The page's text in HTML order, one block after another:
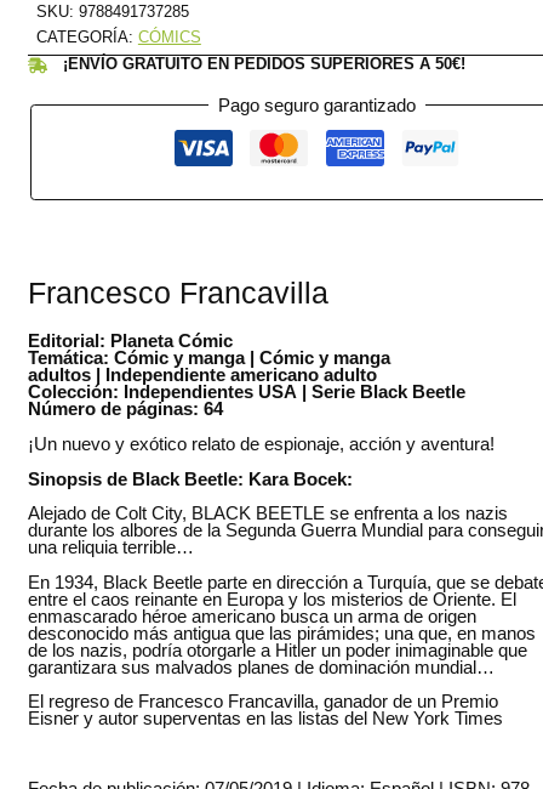
SKU: 9788491737285
CATEGORÍA: CÓMICS
¡ENVÍO GRATUITO EN PEDIDOS SUPERIORES A 50€!
Pago seguro garantizado
Francesco Francavilla
Editorial: Planeta Cómic
Temática: Cómic y manga | Cómic y manga
adultos | Independiente americano adulto
Colección: Independientes USA | Serie Black Beetle
Número de páginas: 64
¡Un nuevo y exótico relato de espionaje, acción y aventura!
Sinopsis de Black Beetle: Kara Bocek:
Alejado de Colt City, BLACK BEETLE se enfrenta a los nazis
durante los albores de la Segunda Guerra Mundial para
una reliquia terrible…
En 1934, Black Beetle parte en dirección a Turquía, que se
entre el caos reinante en Europa y los misterios de Oriente. El
enmascarado héroe americano busca un arma de origen
desconocido más antigua que las pirámides; una que, en manos
de los nazis, podría otorgarle a Hitler un poder inimaginable que
garantizara sus malvados planes de dominación mundial…
El regreso de Francesco Francavilla, ganador de un Premio
Eisner y autor superventas en las listas del New York Times